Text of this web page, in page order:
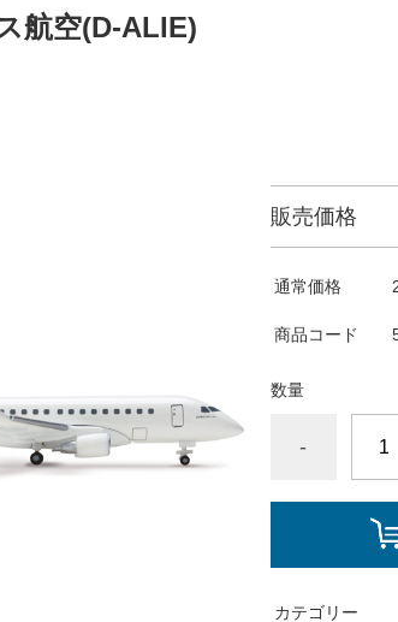
航空(D-ALIE)
販売価格
通常価格
商品コード
数量
-
カテゴリー